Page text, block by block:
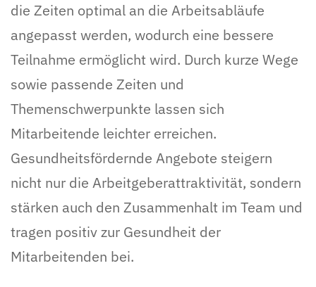
die Zeiten optimal an die Arbeitsabläufe
angepasst werden, wodurch eine bessere
Teilnahme ermöglicht wird. Durch kurze Wege
sowie passende Zeiten und
Themenschwerpunkte lassen sich
Mitarbeitende leichter erreichen.
Gesundheitsfördernde Angebote steigern
nicht nur die Arbeitgeberattraktivität, sondern
stärken auch den Zusammenhalt im Team und
tragen positiv zur Gesundheit der
Mitarbeitenden bei.